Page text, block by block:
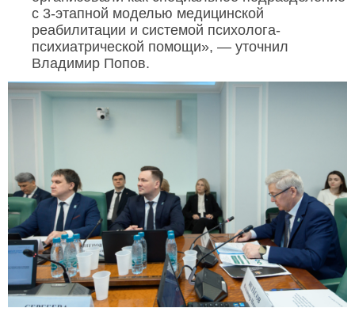
с 3-этапной моделью медицинской
реабилитации и системой психолога-
психиатрической помощи», — уточнил
Владимир Попов.